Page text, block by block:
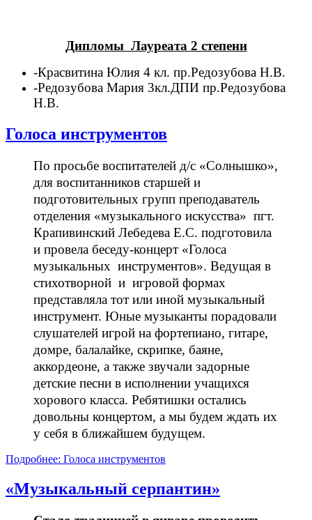
Дипломы Лауреата 2 степени
-Красвитина Юлия 4 кл. пр.Редозубова Н.В.
-Редозубова Мария 3кл.ДПИ пр.Редозубова
Н.В.
Голоса инструментов
По просьбе воспитателей д/с «Солнышко»,
для воспитанников старшей и
подготовительных групп преподаватель
отделения «музыкального искусства» пгт.
Крапивинский Лебедева Е.С. подготовила
и провела беседу-концерт «Голоса
музыкальных инструментов». Ведущая в
стихотворной и игровой формах
представляла тот или иной музыкальный
инструмент. Юные музыканты порадовали
слушателей игрой на фортепиано, гитаре,
домре, балалайке, скрипке, баяне,
аккордеоне, а также звучали задорные
детские песни в исполнении учащихся
хорового класса. Ребятишки остались
довольны концертом, а мы будем ждать их
у себя в ближайшем будущем.
Подробнее: Голоса инструментов
«Музыкальный серпантин»